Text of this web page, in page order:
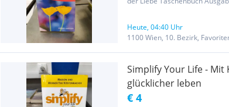
Die Liebe kann auch in...
Heute, 04:40 Uhr
1100 Wien, 10. Bezirk,
Simplify Your Life -
glücklicher leben
€ 4